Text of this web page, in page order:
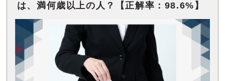
は、満何歳以上の人？【正解率：98.6%】